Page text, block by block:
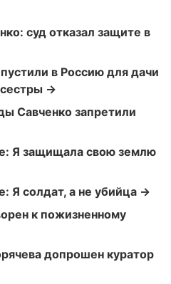
суд отказал защите в
в Россию для дачи
сестры →
Савченко запретили
Я защищала свою землю
Я солдат, а не убийца →
к пожизненному
допрошен куратор